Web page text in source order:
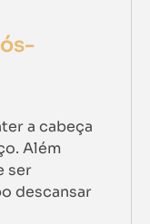
a cabeça
Além
ser
descansar